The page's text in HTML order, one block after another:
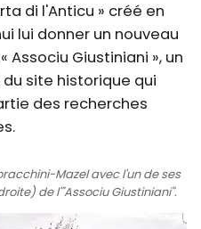
di l'Anticu » créé en
lui donner un nouveau
Giustiniani », un
site historique qui
des recherches
Mazel avec l'un de ses
de l'"Associu Giustiniani".